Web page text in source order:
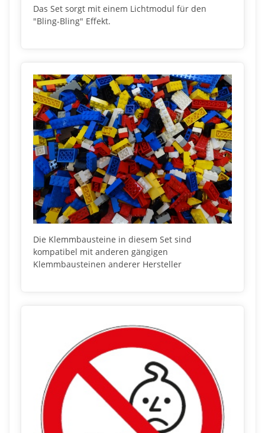
Das Set sorgt mit einem Lichtmodul für den
"Bling-Bling" Effekt.
Die Klemmbausteine in diesem Set sind
kompatibel mit anderen gängigen
Klemmbausteinen anderer Hersteller